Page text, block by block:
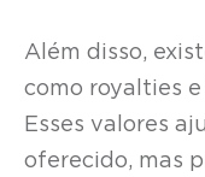
Além disso,
como royalties
Esses valores
oferecido, mas